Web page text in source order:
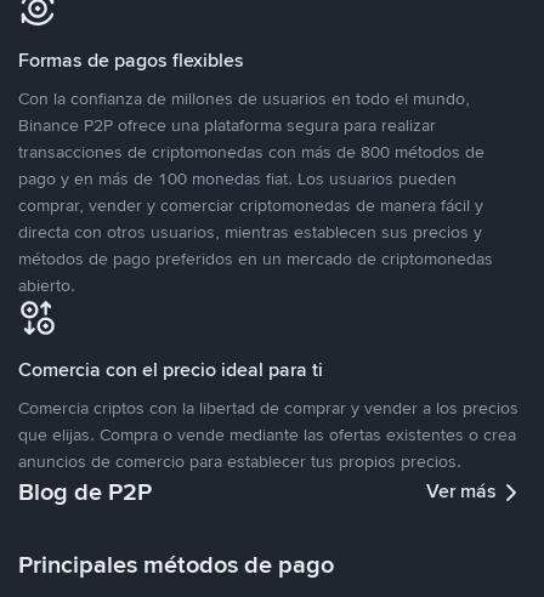
Formas de pagos flexibles
Con la confianza de millones de usuarios en todo el mundo,
Binance P2P ofrece una plataforma segura para realizar
transacciones de criptomonedas con más de 800 métodos de
pago y en más de 100 monedas fiat. Los usuarios pueden
comprar, vender y comerciar criptomonedas de manera fácil y
directa con otros usuarios, mientras establecen sus precios y
métodos de pago preferidos en un mercado de criptomonedas
abierto.
Comercia con el precio ideal para ti
Comercia criptos con la libertad de comprar y vender a los precios
que elijas. Compra o vende mediante las ofertas existentes o crea
anuncios de comercio para establecer tus propios precios.
Blog de P2P Ver más
Principales métodos de pago